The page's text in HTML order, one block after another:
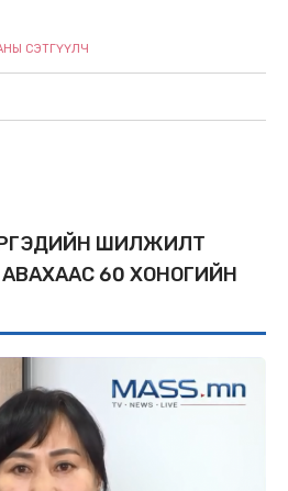
СЭТГҮҮЛЧ
ШИЛЖИЛТ
АВАХААС 60 ХОНОГИЙН